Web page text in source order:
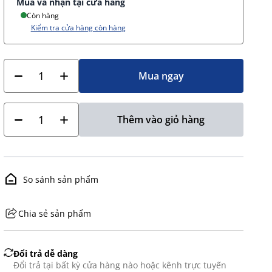
Còn hàng
Kiểm tra cửa hàng còn hàng
Mua ngay
Thêm vào giỏ hàng
So sánh sản phẩm
GHS07 - Advarsel
Chia sẻ sản phẩm
Đổi trả dễ dàng
Đổi trả tại bất kỳ cửa hàng nào hoặc kênh trực tuyến